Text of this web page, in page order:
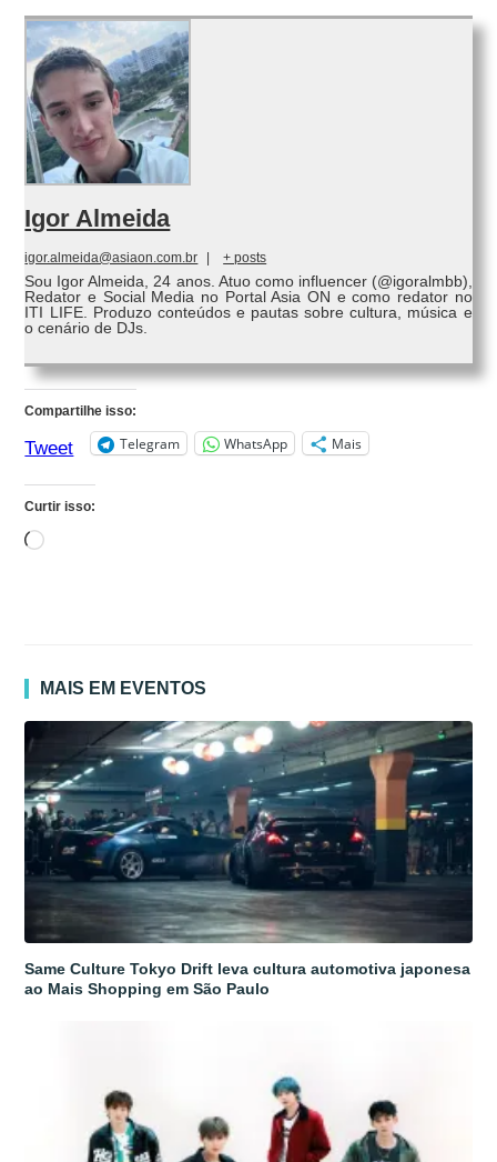
Igor Almeida
igor.almeida@asiaon.com.br + posts
Sou Igor Almeida, 24 anos. Atuo como influencer (@igoralmbb),
Redator e Social Media no Portal Asia ON e como redator no
ITI LIFE. Produzo conteúdos e pautas sobre cultura, música e
o cenário de DJs.
Compartilhe isso:
Tweet Telegram WhatsApp Mais
Curtir isso:
Carregando...
MAIS EM EVENTOS
Same Culture Tokyo Drift leva cultura automotiva japonesa
ao Mais Shopping em São Paulo